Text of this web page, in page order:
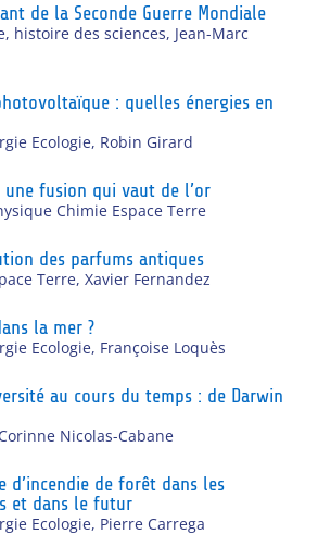
de la Seconde Guerre Mondiale
histoire des sciences, Jean-Marc
: quelles énergies en
Ecologie, Robin Girard
fusion qui vaut de l’or
Chimie Espace Terre
des parfums antiques
Terre,Xavier Fernandez
la mer ?
Ecologie, Françoise Loquès
au cours du temps : de Darwin
Corinne Nicolas-Cabane
d’incendie de forêt dans les
et dans le futur
Ecologie, Pierre Carrega